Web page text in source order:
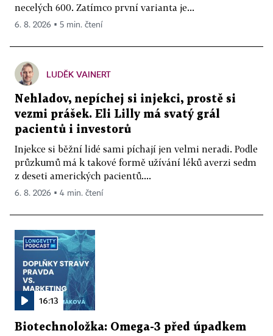
necelých 600. Zatímco první varianta je...
6. 8. 2026 ▪ 5 min. čtení
LUDĚK VAINERT
Nehladov, nepíchej si injekci, prostě si
vezmi prášek. Eli Lilly má svatý grál
pacientů i investorů
Injekce si běžní lidé sami píchají jen velmi neradi. Podle
průzkumů má k takové formě užívání léků averzi sedm
z deseti amerických pacientů....
6. 8. 2026 ▪ 4 min. čtení
16:13
Biotechnoložka: Omega-3 před úpadkem